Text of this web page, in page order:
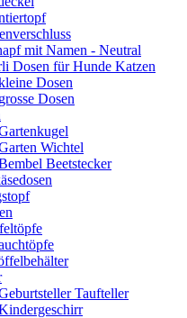
mit Namen - Neutral
Dosen für Hunde Katzen
Dosen
grosse Dosen
Wichtel
Beetstecker
Taufteller